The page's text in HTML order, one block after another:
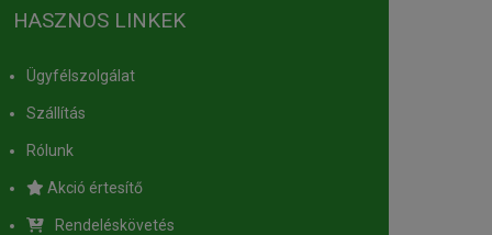
HASZNOS LINKEK
Ügyfélszolgálat
Szállítás
Rólunk
Akció értesítő
Rendeléskövetés